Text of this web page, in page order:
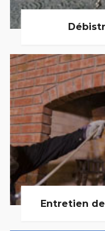
Entretien